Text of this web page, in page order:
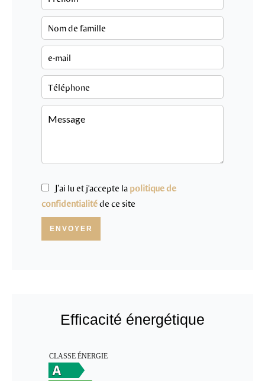
J’ai lu et j'accepte la politique de
confidentialitéde ce site
ENVOYER
Efficacité énergétique